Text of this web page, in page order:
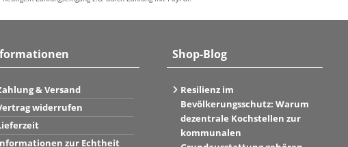
& Versand
widerrufen
zur Echtheit
Shop-Blog
Resilienz im
Bevölkerungsschutz: Warum
dezentrale Kochstellen zur
kommunalen